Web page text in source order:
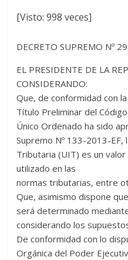
[Visto: 998 veces]
DECRETO SUPREMO Nº
EL PRESIDENTE DE LA
CONSIDERANDO:
Que, de conformidad con
Título Preliminar del
Único Ordenado ha sido
Supremo Nº 133-2013-EF,
Tributaria (UIT) es un
utilizado en las
normas tributarias, entre
Que, asimismo dispone
será determinado
considerando los
De conformidad con lo
Orgánica del Poder